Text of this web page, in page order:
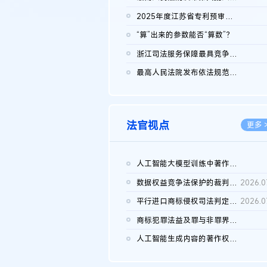
2025年度江苏省专利预审典型案例
“算”出来的参数能否“算数”？
浙江司法服务保障最具竞争力营商环境建设典型案例（第二批）含侵...
最高人民法院发布依法规范平台经营、保护消费者合法权益典型案例...
法官视点 更多
人工智能大模型训练中著作权的合理使用
数据权益竞争法保护的裁判路径构建
平行进口商标侵权司法判定规则的困境与纾解
商标犯罪法益及罪与非罪界限研究
人工智能生成内容的著作权司法认定：演进逻辑、现实困境与规则建...